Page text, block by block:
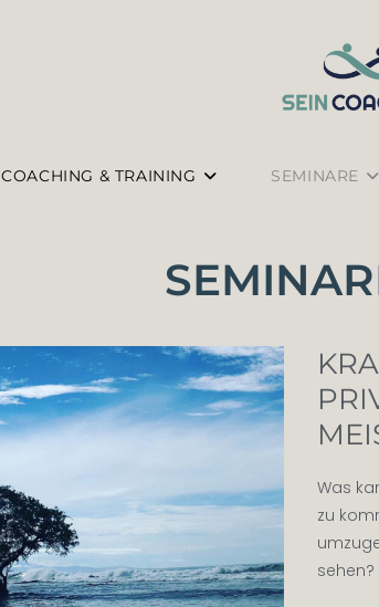
COACHING & TRAINING SEMINARE
Was
zu
sehen?